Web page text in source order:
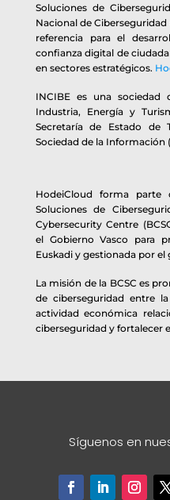
Soluciones de
Nacional de
referencia para el
confianza digital de
en sectores estratégicos.
INCIBE es una sociedad
Industria, Energía y
Secretaría de Estado de
Sociedad de la Información
HodeiCloud forma parte
Soluciones de
Cybersecurity Centre
el Gobierno Vasco para
Euskadi y gestionada por el
La misión de la BCSC es
de ciberseguridad entre
actividad económica
ciberseguridad y fortalecer
Síguenos en